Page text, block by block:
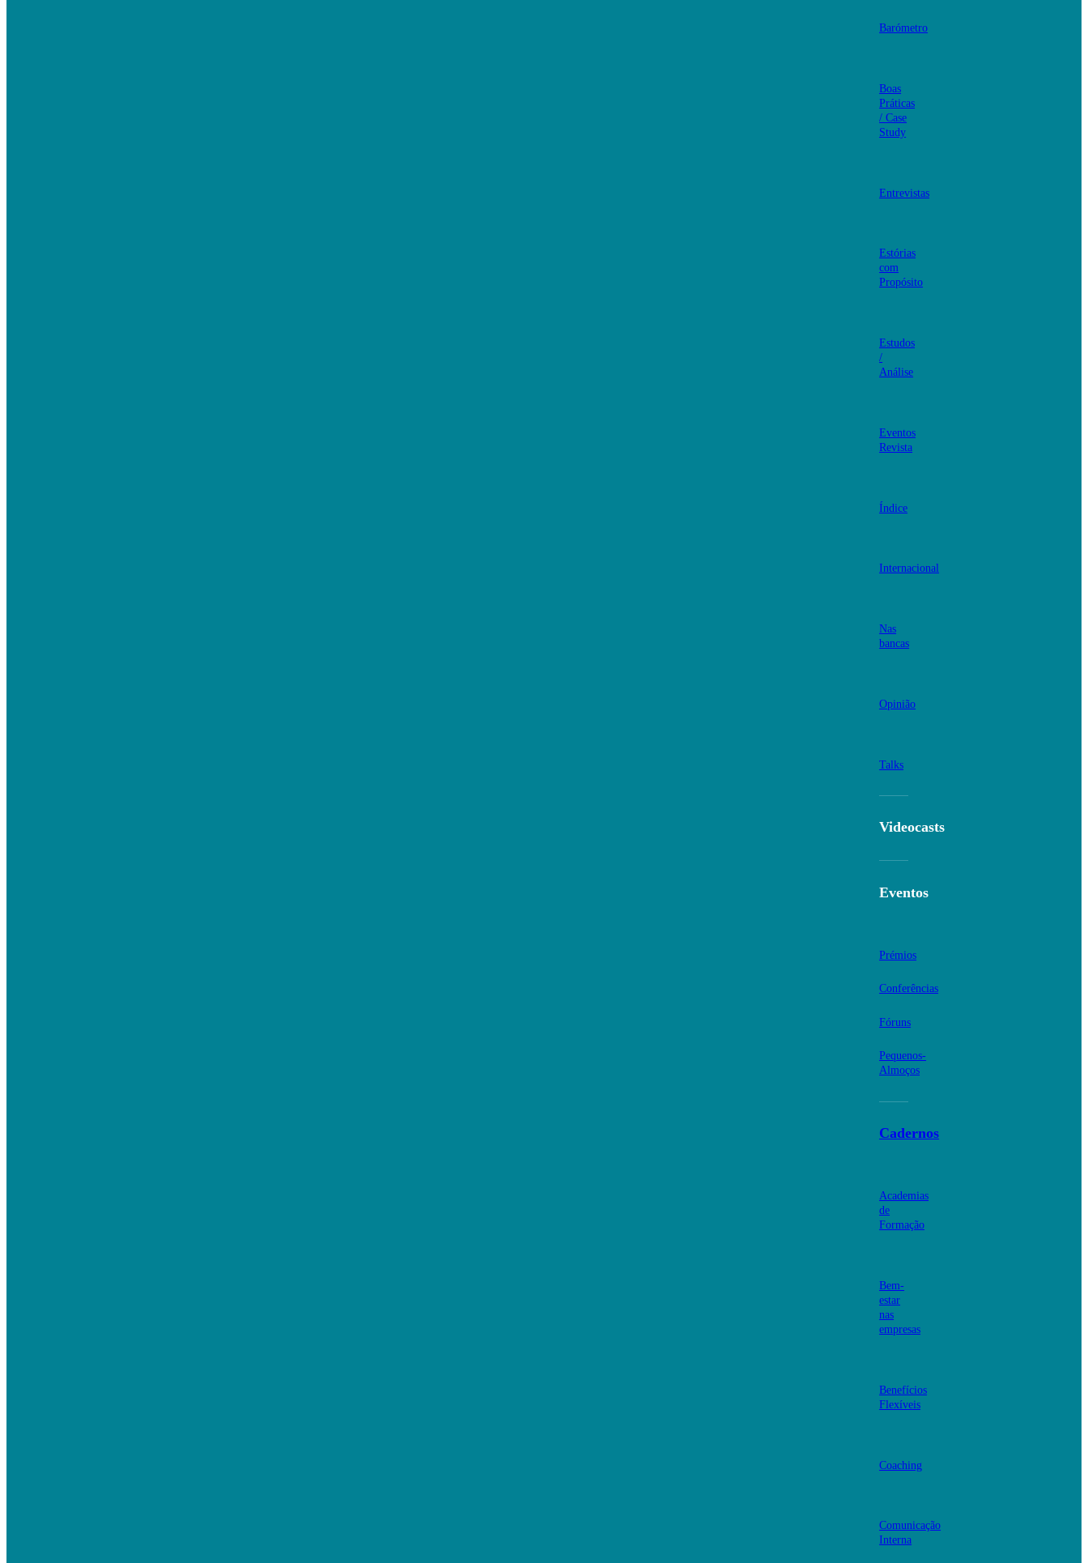
Barómetro
Boas
Práticas
/ Case
Study
Entrevistas
Estórias
com
Propósito
Estudos
/
Análise
Eventos
Revista
Índice
Internacional
Nas
bancas
Opinião
Talks
Videocasts
Eventos
Prémios
Conferências
Fóruns
Pequenos-
Almoços
Cadernos
Academias
de
Formação
Bem-
estar
nas
empresas
Benefícios
Flexíveis
Coaching
Comunicação
Interna